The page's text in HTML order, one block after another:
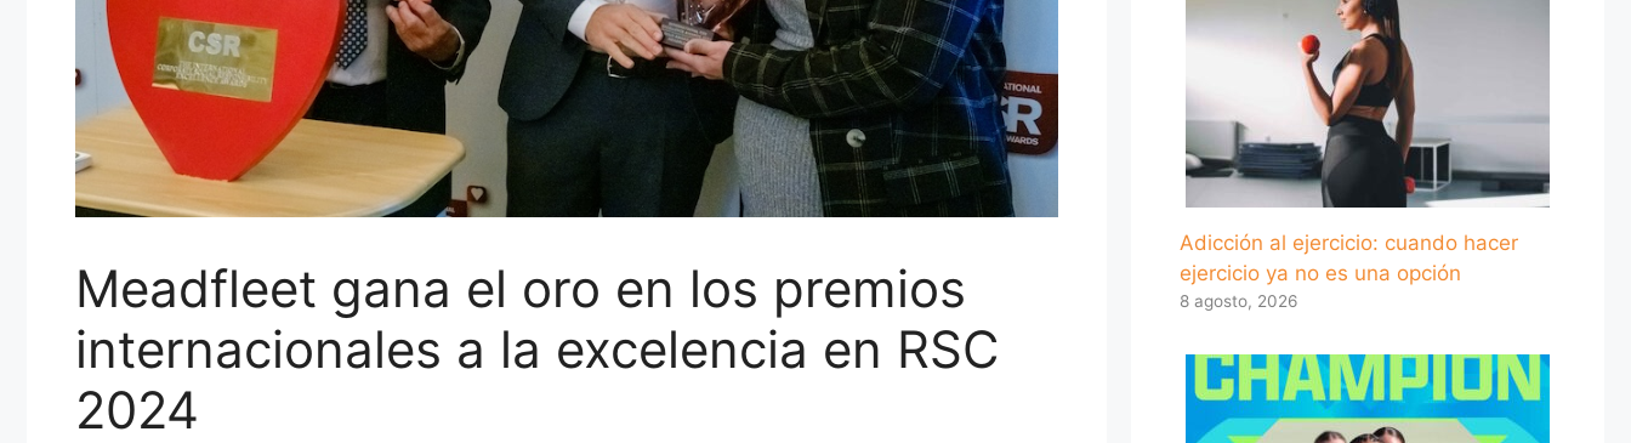
Meadfleet gana el oro en los premios
internacionales a la excelencia en RSC
2024
Adicción al ejercicio: cuando hacer
ejercicio ya no es una opción
8 agosto, 2026